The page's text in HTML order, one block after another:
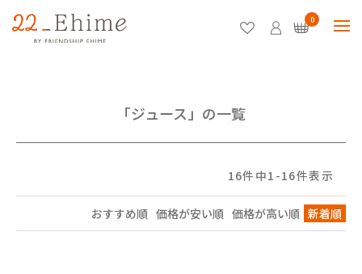
0
「ジュース」の一覧
おすすめ順 価格が安い順 価格が高い順 新着順
16件中1 -16件表示